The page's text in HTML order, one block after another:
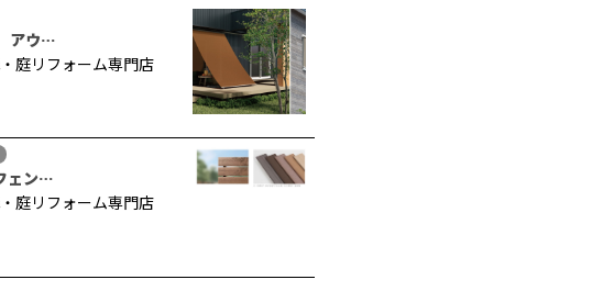
アウ…
庭リフォーム専門店
ェン…
庭リフォーム専門店